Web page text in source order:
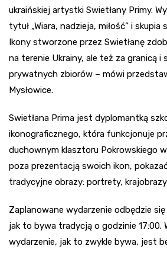
ukraińskiej artystki Swietłany Primy.
tytuł „Wiara, nadzieja, miłość” i
Ikony stworzone przez Swietłanę
na terenie Ukrainy, ale też za granicą i
prywatnych zbiorów – mówi
Mysłowice.
Swietłana Prima jest dyplomantką
ikonograficznego, która funkcjonuje
duchownym klasztoru Pokrowskiego
poza prezentacją swoich ikon,
tradycyjne obrazy: portrety,
Zaplanowane wydarzenie odbędzie
jak to bywa tradycją o godzinie 17:00.
wydarzenie, jak to zwykle bywa, jest